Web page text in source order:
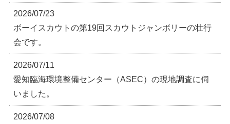
2026/07/23
ボーイスカウトの第19回スカウトジャンボリーの壮行
会です。
2026/07/11
愛知臨海環境整備センター（ASEC）の現地調査に伺
いました。
2026/07/08